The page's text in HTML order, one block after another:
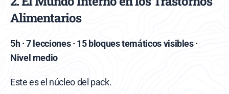
Alimentarios
5h · 7 lecciones · 15 bloques temáticos visibles ·
Nivel medio
Este es el núcleo del pack.